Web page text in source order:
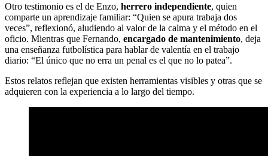
Otro testimonio es el de Enzo, herrero independiente, quien
comparte un aprendizaje familiar: “Quien se apura trabaja dos
veces”, reflexionó, aludiendo al valor de la calma y el método en el
oficio. Mientras que Fernando, encargado de mantenimiento, deja
una enseñanza futbolística para hablar de valentía en el trabajo
diario: “El único que no erra un penal es el que no lo patea”.
Estos relatos reflejan que existen herramientas visibles y otras que se
adquieren con la experiencia a lo largo del tiempo.